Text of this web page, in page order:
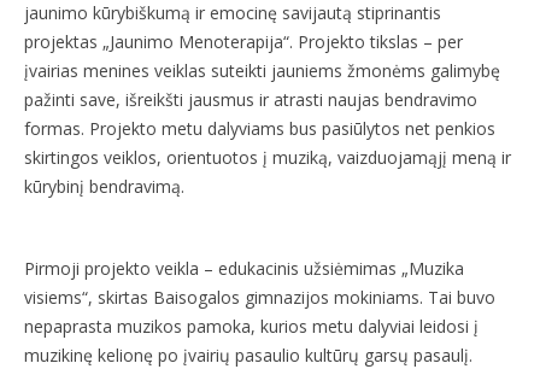
jaunimo kūrybiškumą ir emocinę savijautą stiprinantis
projektas „Jaunimo Menoterapija“. Projekto tikslas – per
įvairias menines veiklas suteikti jauniems žmonėms galimybę
pažinti save, išreikšti jausmus ir atrasti naujas bendravimo
formas. Projekto metu dalyviams bus pasiūlytos net penkios
skirtingos veiklos, orientuotos į muziką, vaizduojamąjį meną ir
kūrybinį bendravimą.
Pirmoji projekto veikla – edukacinis užsiėmimas „Muzika
visiems“, skirtas Baisogalos gimnazijos mokiniams. Tai buvo
nepaprasta muzikos pamoka, kurios metu dalyviai leidosi į
muzikinę kelionę po įvairių pasaulio kultūrų garsų pasaulį.